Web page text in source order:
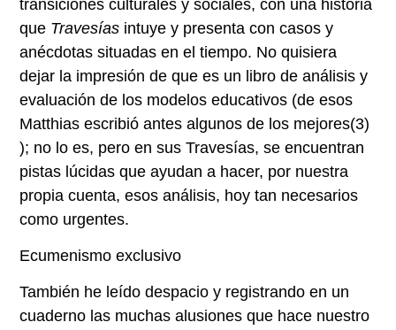
transiciones culturales y sociales, con una historia
que Travesías intuye y presenta con casos y
anécdotas situadas en el tiempo. No quisiera
dejar la impresión de que es un libro de análisis y
evaluación de los modelos educativos (de esos
Matthias escribió antes algunos de los mejores(3)
); no lo es, pero en sus Travesías, se encuentran
pistas lúcidas que ayudan a hacer, por nuestra
propia cuenta, esos análisis, hoy tan necesarios
como urgentes.
Ecumenismo exclusivo
También he leído despacio y registrando en un
cuaderno las muchas alusiones que hace nuestro